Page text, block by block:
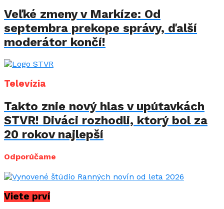
Veľké zmeny v Markíze: Od
septembra prekope správy, ďalší
moderátor končí!
Televízia
Takto znie nový hlas v upútavkách
STVR! Diváci rozhodli, ktorý bol za
20 rokov najlepší
Odporúčame
Viete prví